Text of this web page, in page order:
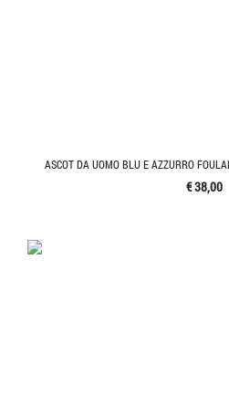
ASCOT DA UOMO BLU E AZZURRO
€ 38,00